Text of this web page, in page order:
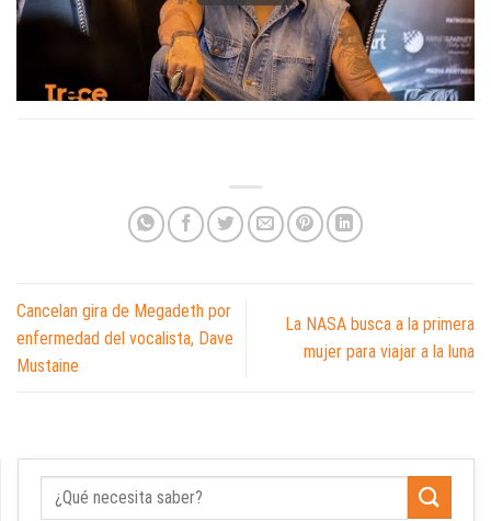
Cancelan gira de Megadeth por
enfermedad del vocalista, Dave
Mustaine
La NASA busca a la primera
mujer para viajar a la luna